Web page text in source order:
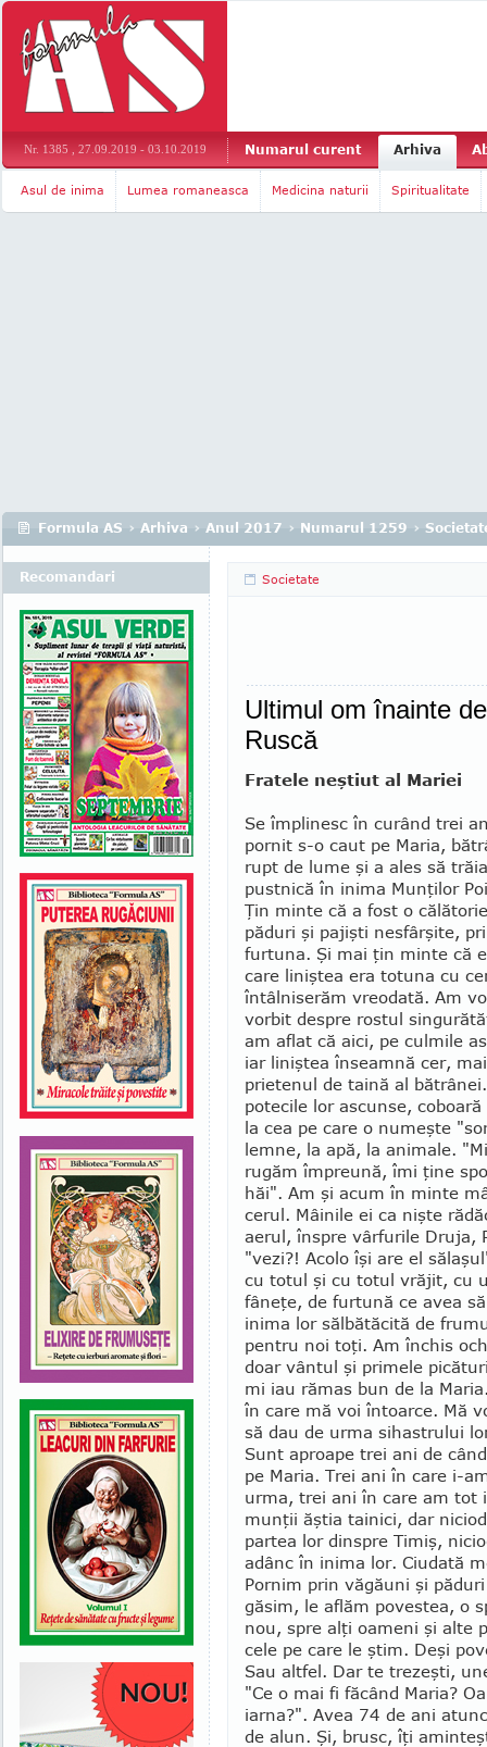
Nr. 1385 , 27.09.2019 - 03.10.2019 Numarul curent Arhiva
Asul de inima Lumea romaneasca Medicina naturii Spiritualitate
Formula AS › Arhiva › Anul 2017 › Numarul 1259 ›
Societate
Ultimul om înainte
Ruscă
Fratele neştiut al Mariei
Se împlinesc în curând trei
pornit s-o caut pe Maria,
rupt de lume şi a ales să
pust­nică în ini­ma Munţilor
Ţin minte că a fost o
păduri şi pa­jişti ne­sfâr­şi­te,
furtu­na. Şi mai ţin minte că
care liniştea era totuna cu
întâlniserăm vreodată. Am
vorbit despre rostul
am aflat că aici, pe culmile
iar liniştea înseamnă cer,
prietenul de taină al
potecile lor as­cunse,
la cea pe care o numeşte
lemne, la apă, la animale.
rugăm îm­preună, îmi ţine
hăi". Am şi acum în minte
cerul. Mâinile ei ca nişte
aerul, înspre vârfurile Druja,
"vezi?! Acolo îşi are el
cu totul şi cu totul vră­jit, cu
fâneţe, de furtună ce avea
inima lor sălbătăcită de
pentru noi toţi. Am închis
doar vântul şi primele
mi iau rămas bun de la
în care mă voi întoarce. Mă
să dau de urma sihastrului
Sunt aproape trei ani de
pe Maria. Trei ani în care i-
urma, trei ani în care am tot
munţii ăştia tai­nici, dar
partea lor dinspre Timiş,
adânc în inima lor. Ciudată
Pornim prin văgăuni şi
găsim, le aflăm povestea, o
nou, spre alţi oameni şi alte
cele pe care le ştim. Deşi
Sau altfel. Dar te trezeşti,
"Ce o mai fi făcând Maria?
iarna?". Avea 74 de ani
de alun. Şi, brusc, îţi
Recomandari